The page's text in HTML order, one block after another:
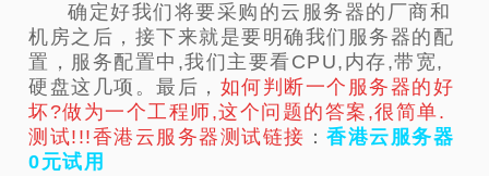
确定好我们将要采购的云服务器的厂商和
机房之后，接下来就是要明确我们服务器的配
置，服务配置中,我们主要看CPU,内存,带宽,
硬盘这几项。最后， 如何判断一个服务器的好
坏?做为一个工程师,这个问题的答案,很简单.
测试!!!香港云服务器测试链接 ：香港云服务器
0元试用